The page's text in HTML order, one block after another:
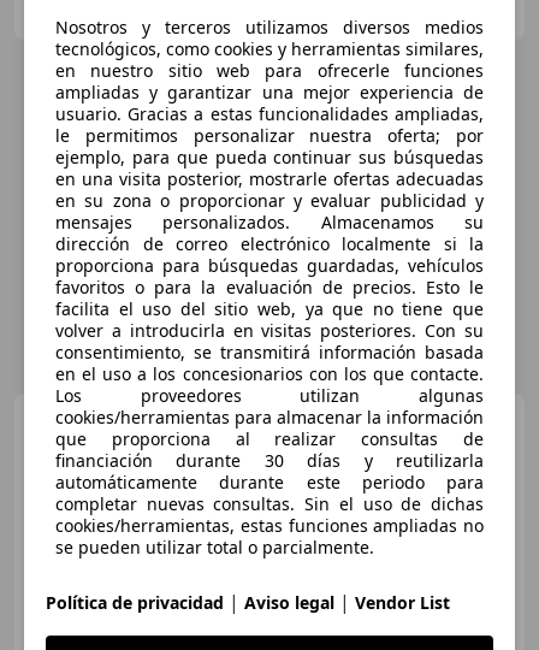
Porsche 911 (991.2) Targa 4S
PDK 3.0 420
€ 112.900
10/2016 88.350 km Gasolina 313 kW (426 CV)
Nosotros y terceros utilizamos diversos medios
tecnológicos, como cookies y herramientas similares,
en nuestro sitio web para ofrecerle funciones
ampliadas y garantizar una mejor experiencia de
usuario. Gracias a estas funcionalidades ampliadas,
le permitimos personalizar nuestra oferta; por
ejemplo, para que pueda continuar sus búsquedas
en una visita posterior, mostrarle ofertas adecuadas
en su zona o proporcionar y evaluar publicidad y
mensajes personalizados. Almacenamos su
dirección de correo electrónico localmente si la
proporciona para búsquedas guardadas, vehículos
favoritos o para la evaluación de precios. Esto le
facilita el uso del sitio web, ya que no tiene que
volver a introducirla en visitas posteriores. Con su
consentimiento, se transmitirá información basada
en el uso a los concesionarios con los que contacte.
Los proveedores utilizan algunas
cookies/herramientas para almacenar la información
que proporciona al realizar consultas de
financiación durante 30 días y reutilizarla
automáticamente durante este periodo para
completar nuevas consultas. Sin el uso de dichas
cookies/herramientas, estas funciones ampliadas no
se pueden utilizar total o parcialmente.
Política de privacidad | Aviso legal | Vendor List